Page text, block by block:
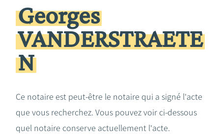
Héritage et donations
Entreprendre
Le notaire
Calculateurs
Georges
VANDERSTRAETE
N
Ce notaire est peut-être le notaire qui a signé l'acte
que vous recherchez. Vous pouvez voir ci-dessous
quel notaire conserve actuellement l'acte.